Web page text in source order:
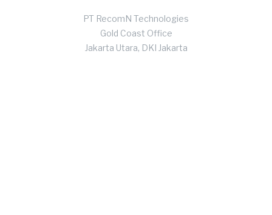
PT RecomN Technologies
Gold Coast Office
Jakarta Utara, DKI Jakarta